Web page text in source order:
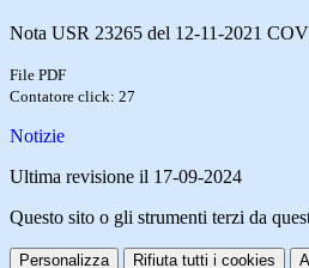
Nota USR 23265 del 12-11-2021
File PDF
Contatore click: 27
Notizie
Ultima revisione il 17-09-2024
Questo sito o gli strumenti terzi da
Personalizza Rifiuta tutti i cookies